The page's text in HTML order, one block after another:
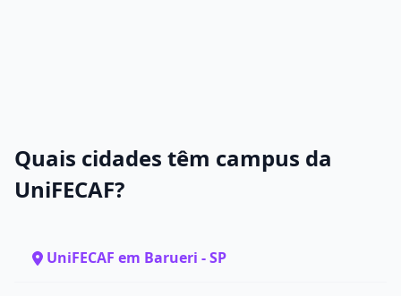
Quais cidades têm campus da
UniFECAF?
UniFECAF em Barueri - SP